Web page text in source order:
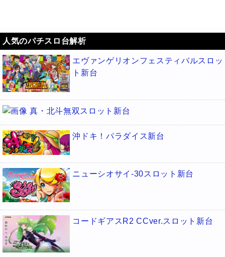
人気のパチスロ台解析
エヴァンゲリオンフェスティバルスロッ
ト新台
真・北斗無双スロット新台
沖ドキ！パラダイス新台
ニューシオサイ-30スロット新台
コードギアスR2 CCver.スロット新台